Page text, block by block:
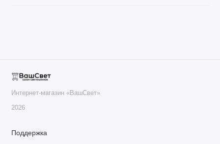
Интернет-магазин «ВашСвет»
2026
Поддержка